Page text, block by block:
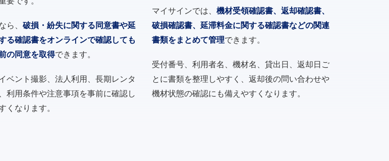
ら、破損・紛失に関する同意書や延
る確認書をオンラインで確認しても
の同意を取得できます。
ベント撮影、法人利用、長期レンタ
利用条件や注意事項を事前に確認し
くなります。
マイサインでは、 機材受領確認書、返却確認書、
破損確認書、延滞料金に関する確認書などの関連
書類をまとめて管理できます。
受付番号、利用者名、機材名、貸出日、返却日ご
とに書類を整理しやすく、返却後の問い合わせや
機材状態の確認にも備えやすくなります。